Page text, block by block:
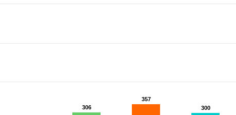
306
306
357
357
300
300